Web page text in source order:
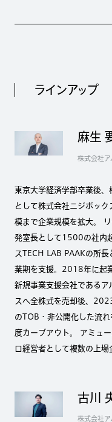
ラインアップ
麻生
株式会社ア
東京大学経済学部卒業後、
として株式会社ニジボッ
模まで企業規模を拡大。
発室長として1500の社内
スTECH LAB PAAKの所
業期を支援。2018年に起
新規事業支援会社である
スへ全株式を売却後、
のTOB・非公開化した流
度カーブアウト。 アミュ
ロ経営者として複数の上場
古川
株式会社ア